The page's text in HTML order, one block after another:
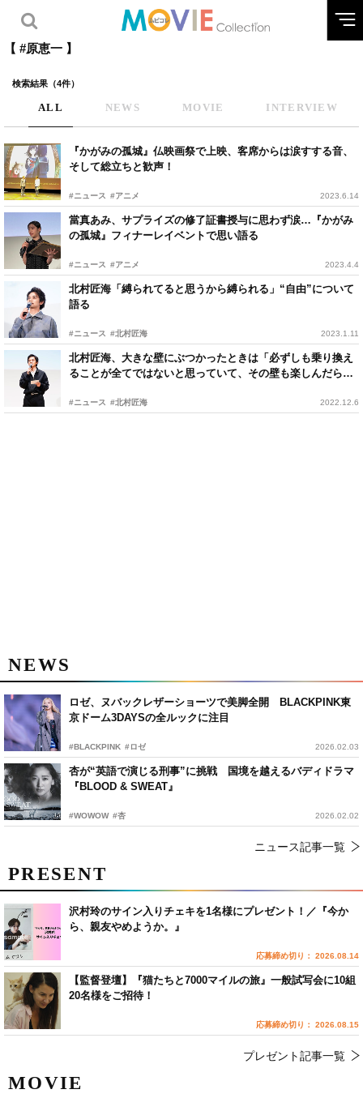
【 #原恵一 】
検索結果（4件）
ALL NEWS MOVIE INTERVIEW
『かがみの孤城』仏映画祭で上映、客席からは涙すする音、
そして総立ちと歓声！
#ニュース #アニメ 2023.6.14
當真あみ、サプライズの修了証書授与に思わず涙…『かがみ
の孤城』フィナーレイベントで思い語る
#ニュース #アニメ 2023.4.4
北村匠海「縛られてると思うから縛られる」“自由”について
語る
#ニュース #北村匠海 2023.1.11
北村匠海、大きな壁にぶつかったときは「必ずしも乗り換え
ることが全てではないと思っていて、その壁も楽しんだらい
#ニュース #北村匠海 2022.12.6
NEWS
ロゼ、ヌバックレザーショーツで美脚全開 BLACKPINK東
京ドーム3DAYSの全ルックに注目
#BLACKPINK #ロゼ 2026.02.03
杏が“英語で演じる刑事”に挑戦 国境を越えるバディドラマ
『BLOOD & SWEAT』
#WOWOW #杏 2026.02.02
ニュース記事一覧
MOVIE
PRESENT
沢村玲のサイン入りチェキを1名様にプレゼント！／『今か
ら、親友やめようか。』
応募締め切り： 2026.08.14
【監督登壇】『猫たちと7000マイルの旅』一般試写会に10組
20名様をご招待！
応募締め切り： 2026.08.15
プレゼント記事一覧